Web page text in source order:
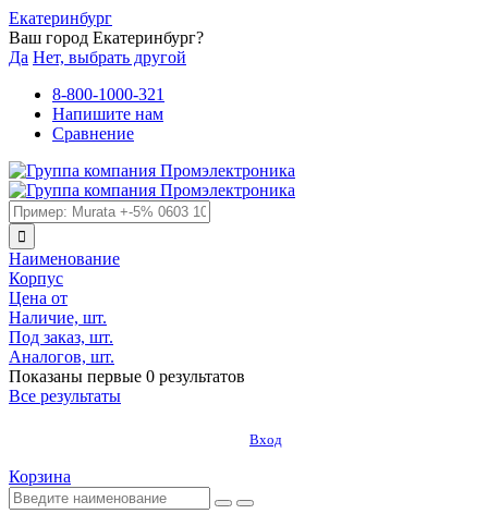
Екатеринбург
Ваш город Екатеринбург?
Да Нет, выбрать другой
8-800-1000-321
Напишите нам
Сравнение
Наименование
Корпус
Цена от
Наличие, шт.
Под заказ, шт.
Аналогов, шт.
Показаны первые 0 результатов
Все результаты
Вход
Корзина